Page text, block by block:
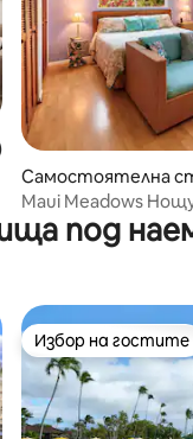
4,96 от 5, 110
Самостоятелна
hei
Maui Meadows
Кралски размер
под
Избор на гостите
Избор на гостите